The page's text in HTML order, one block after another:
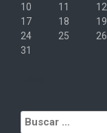
10
11 12
17
18 19
24
25 26
31
Buscar: